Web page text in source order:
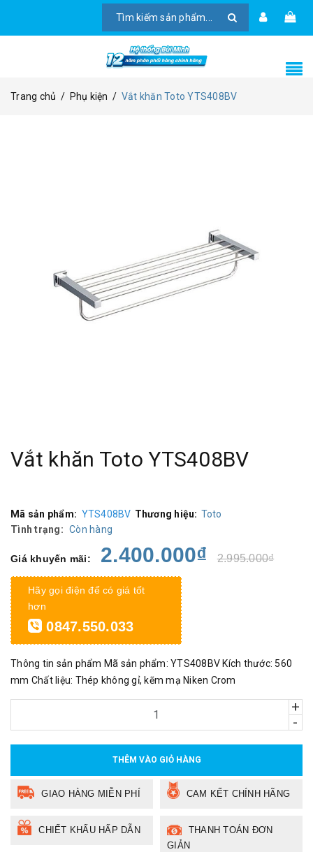
Trang chủ / Phụ kiện / Vắt khăn Toto YTS408BV
Vắt khăn Toto YTS408BV
Mã sản phẩm: YTS408BV Thương hiệu: Toto
Tình trạng: Còn hàng
Giá khuyến mãi: 2.400.000₫ 2.995.000₫
Hãy gọi điện để có giá tốt
hơn
0847.550.033
Thông tin sản phẩm Mã sản phẩm: YTS408BV Kích thước: 560
mm Chất liệu: Thép không gỉ, kẽm mạ Niken Crom
+
-
THÊM VÀO GIỎ HÀNG
GIAO HÀNG MIỄN PHÍ CAM KẾT CHÍNH HÃNG
CHIẾT KHẤU HẤP DẪN
THANH TOÁN ĐƠN
GIẢN